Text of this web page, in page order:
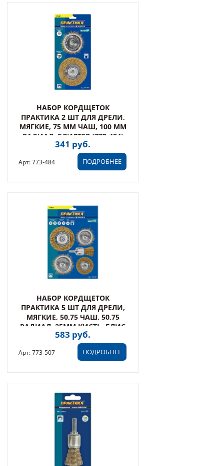
НАБОР КОРДЩЕТОК
ПРАКТИКА 2 ШТ ДЛЯ ДРЕЛИ,
МЯГКИЕ, 75 ММ ЧАШ, 100 ММ
РАДИАЛ, БЛИСТЕР (773-484)
341 руб.
ПОДРОБНЕЕ
Арт: 773-484
НАБОР КОРДЩЕТОК
ПРАКТИКА 5 ШТ ДЛЯ ДРЕЛИ,
МЯГКИЕ, 50,75 ЧАШ, 50,75
РАДИАЛ, 25ММ КИСТЬ, БЛИС
(773-507)
583 руб.
ПОДРОБНЕЕ
Арт: 773-507